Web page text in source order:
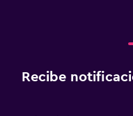
Recibe